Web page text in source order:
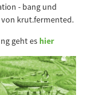
- bang und
von krut.fermented.
geht es hier